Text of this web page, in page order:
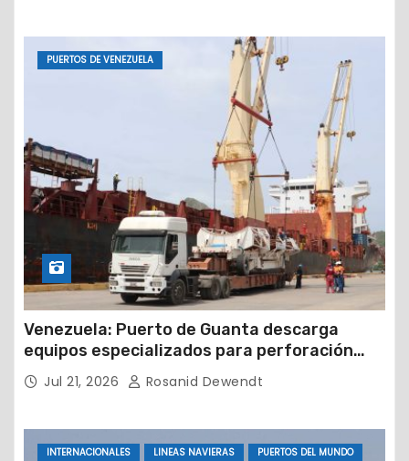
PUERTOS DE VENEZUELA
Venezuela: Puerto de Guanta descarga
equipos especializados para perforación
petrolera
Jul 21, 2026 Rosanid Dewendt
INTERNACIONALES LINEAS NAVIERAS PUERTOS DEL MUNDO